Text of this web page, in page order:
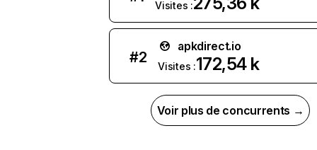
Visites :
#2
apkdirect.io
Visites :172,54 k
Voir plus de concurrents →